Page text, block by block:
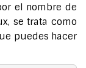
el nombre de
se trata como
puedes hacer